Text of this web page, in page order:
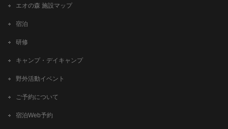
エオの森 施設マップ
宿泊
研修
キャンプ・デイキャンプ
野外活動イベント
ご予約について
宿泊Web予約